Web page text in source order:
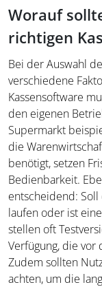
Worauf
richtigen
Bei der Auswahl
verschiedene
Kassensoftware
den eigenen
Supermarkt
die
benötigt, setzen
Bedienbarkeit.
entscheidend:
laufen oder ist
stellen oft
Verfügung, die
Zudem sollten
achten, um die